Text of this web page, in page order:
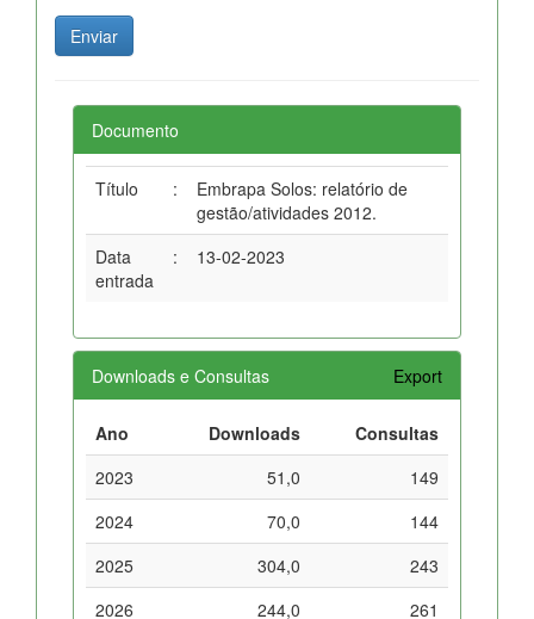
Documento
Título :
Embrapa Solos: relatório de
gestão/atividades 2012.
Data
entrada
: 13-02-2023
Downloads e Consultas Export
Ano Downloads
Consultas
2023
51,0
149
2024
70,0
144
2025
304,0
243
2026
244,0
261